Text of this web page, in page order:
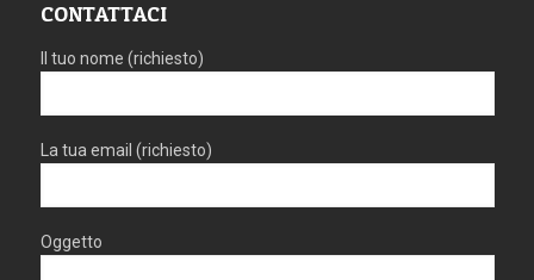
CONTATTACI
Il tuo nome (richiesto)
La tua email (richiesto)
Oggetto